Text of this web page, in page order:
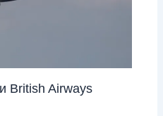
British Airways